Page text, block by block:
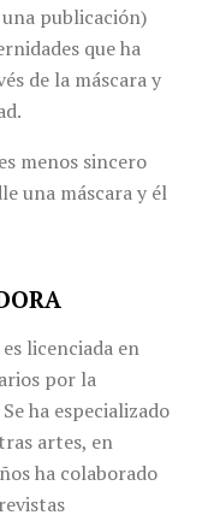
publicación)
que ha
de la máscara y
menos sincero
una máscara y él
licenciada en
por la
ha especializado
artes, en
ha colaborado